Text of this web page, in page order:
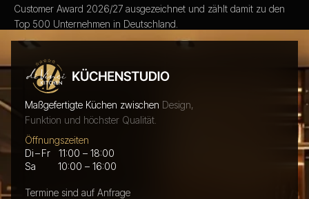
Customer Award 2026/27 ausgezeichnet und zählt damit zu den
Top 500 Unternehmen in Deutschland.
Maßgefertigte Küchen zwischen Design,
Funktion und höchster Qualität.
Öffnungszeiten
Di – Fr 11:00 – 18:00
Sa 10:00 – 16:00
Termine sind auf Anfrage